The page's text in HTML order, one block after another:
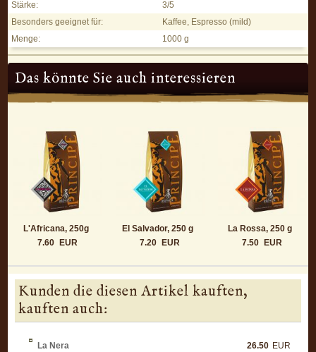
Stärke:
3/5
Besonders geeignet für:
Kaffee, Espresso (mild)
Menge:
1000 g
Das könnte Sie auch interessieren
L'Africana, 250g
7.60
EUR
El Salvador, 250 g
7.20
EUR
La Rossa, 250 g
7.50
EUR
Kunden die diesen Artikel kauften,
kauften auch:
La Nera 26.50 EUR